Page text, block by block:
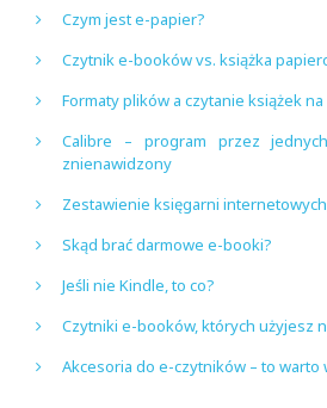
Czym jest e-papier?
Czytnik e-booków vs. książka
Formaty plików a czytanie książek
Calibre – program przez
znienawidzony
Zestawienie księgarni
Skąd brać darmowe e-booki?
Jeśli nie Kindle, to co?
Czytniki e-booków, których użyjesz
Akcesoria do e-czytników – to warto